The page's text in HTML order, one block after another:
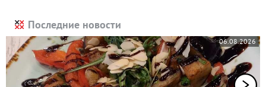
Последние новости
06.08.2026